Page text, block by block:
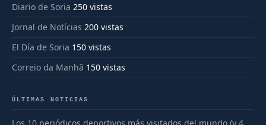
Diario de Soria 250 vistas
Jornal de Notícias 200 vistas
El Día de Soria 150 vistas
Correio da Manhã 150 vistas
ÚLTIMAS NOTICIAS
Los 10 periódicos deportivos más visitados del mundo (y 4